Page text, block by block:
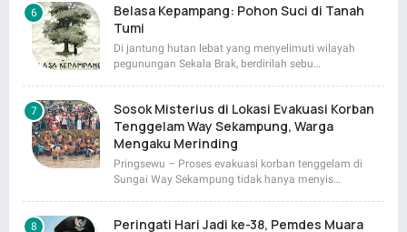
Belasa Kepampang: Pohon Suci di Tanah
Tumi
Di jantung hutan lebat yang menyelimuti wilayah
pegunungan Sekala Brak, berdirilah sebu…
Sosok Misterius di Lokasi Evakuasi Korban
Tenggelam Way Sekampung, Warga
Mengaku Merinding
Pringsewu – Proses evakuasi korban tenggelam di
Sungai Way Sekampung tidak hanya menyis…
Peringati Hari Jadi ke-38, Pemdes Muara